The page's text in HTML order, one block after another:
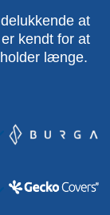
at
kendt for at
længe.